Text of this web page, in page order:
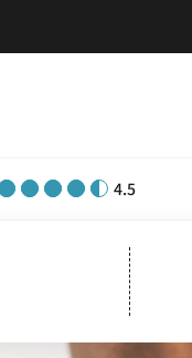
4.5